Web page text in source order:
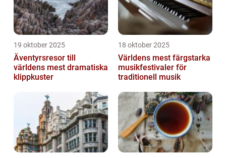
19 oktober 2025
Äventyrsresor till
världens mest dramatiska
klippkuster
18 oktober 2025
Världens mest färgstarka
musikfestivaler för
traditionell musik